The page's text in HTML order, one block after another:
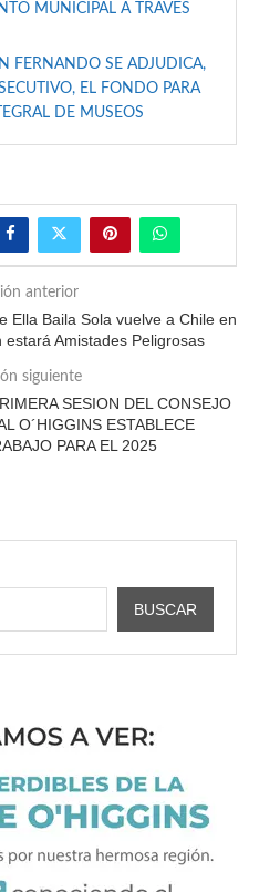
MUNICIPAL A TRAVÉS
FERNANDO SE ADJUDICA,
EL FONDO PARA
DE MUSEOS
anterior
Ella Baila Sola vuelve a Chile en
Amistades Peligrosas
siguiente
SESION DEL CONSEJO
O´HIGGINS ESTABLECE
PARA EL 2025
BUSCAR